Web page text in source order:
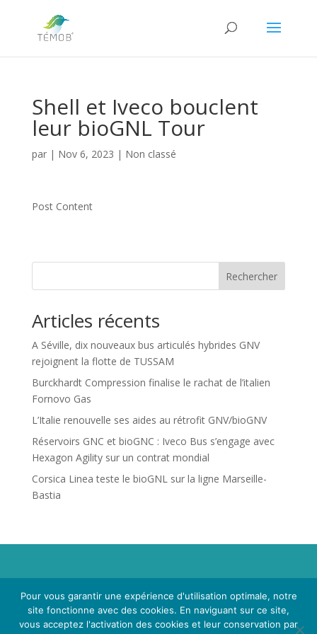
Shell et Iveco bouclent
leur bioGNL Tour
par | Nov 6, 2023 | Non classé
Post Content
Rechercher
Articles récents
A Séville, dix nouveaux bus articulés hybrides GNV
rejoignent la flotte de TUSSAM
Burckhardt Compression finalise le rachat de l’italien
Fornovo Gas
L’Italie renouvelle ses aides au rétrofit GNV/bioGNV
Réservoirs GNC et bioGNC : Iveco Bus s’engage avec
Hexagon Agility sur un contrat mondial
Corsica Linea teste le bioGNL sur la ligne Marseille-
Bastia
Propriété de Territoire d'Energie Lot-et-Garonne. Voir
Mentions LégalesetPolitique de Confidentialité.
Pour vous garantir une expérience d'utilisation optimale, notre
site fonctionne avec des cookies. En naviguant sur ce site,
vous acceptez l'activation des cookies et leur conservation par